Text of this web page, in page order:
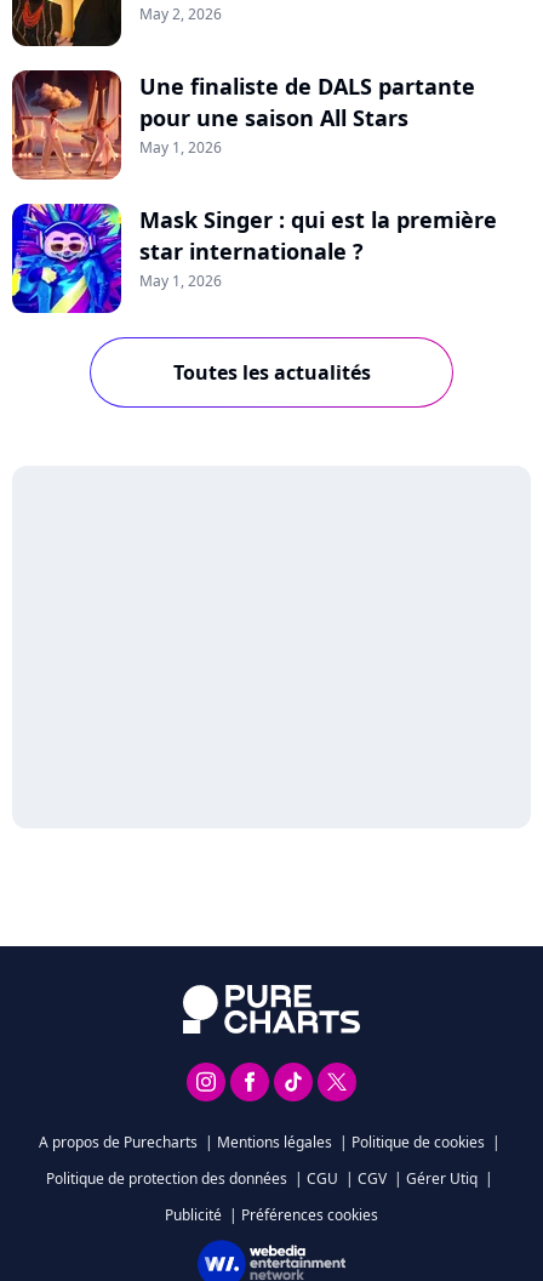
May 2, 2026
Une finaliste de DALS partante
pour une saison All Stars
May 1, 2026
Mask Singer : qui est la première
star internationale ?
May 1, 2026
Toutes les actualités
A propos de Purecharts | Mentions légales | Politique de cookies |
Politique de protection des données | CGU | CGV | Gérer Utiq |
Publicité | Préférences cookies